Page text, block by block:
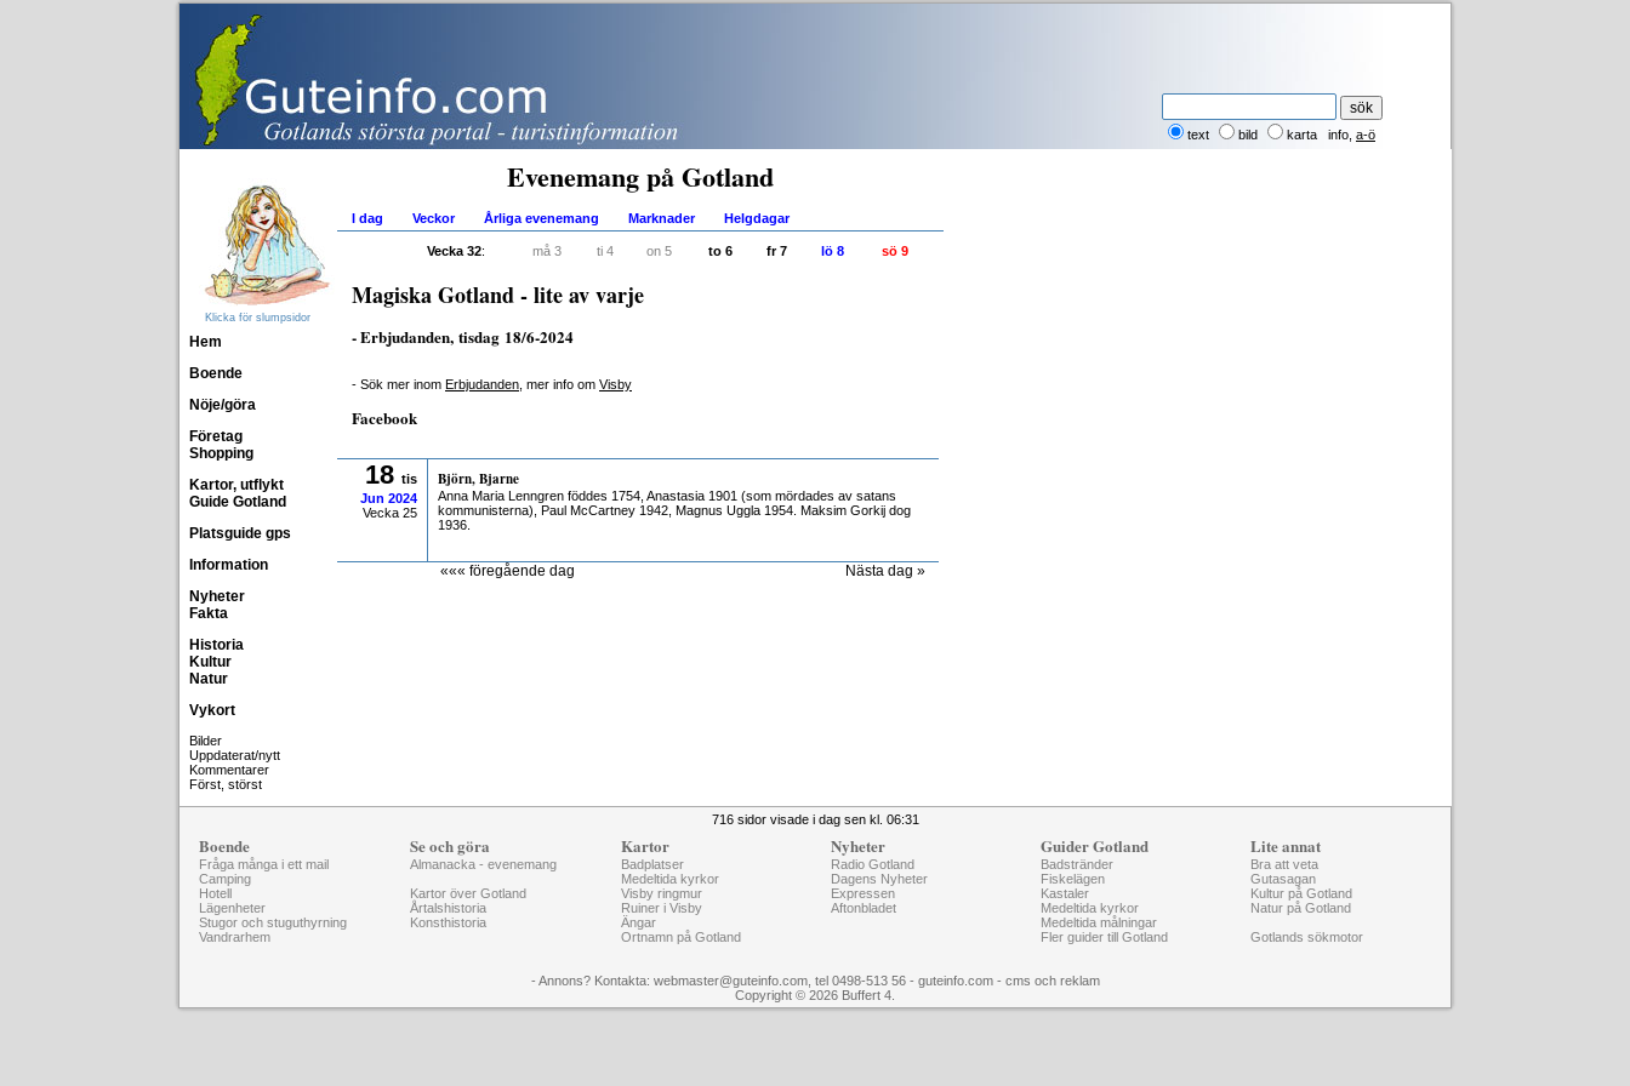
text bild karta info a-ö
Klicka för slumpsidor
Hem
Boende
Nöje/göra
Företag
Shopping
Kartor, utflykt
Guide Gotland
Platsguide gps
Information
Nyheter
Fakta
Historia
Kultur
Natur
Vykort
Bilder
Uppdaterat/nytt
Kommentarer
Först, störst
Evenemang på Gotland
I dag Veckor Årliga evenemang Marknader Helgdagar
Vecka 32: må 3 ti 4 on 5 to 6 fr 7 lö 8 sö 9
Magiska Gotland - lite av varje
- Erbjudanden, tisdag 18/6-2024
- Sök mer inom Erbjudanden , mer info om Visby
Facebook
18 tis
Jun 2024
Vecka 25
Björn, Bjarne
Anna Maria Lenngren föddes 1754, Anastasia 1901 (som mördades av satans
kommunisterna), Paul McCartney 1942, Magnus Uggla 1954. Maksim Gorkij dog
1936.
««« föregående dag Nästa dag »
716 sidor visade i dag sen kl. 06:31
Boende
Fråga många i ett mail
Camping
Hotell
Lägenheter
Stugor och stuguthyrning
Vandrarhem
Se och göra
Almanacka - evenemang
Kartor över Gotland
Årtalshistoria
Konsthistoria
Kartor
Badplatser
Medeltida kyrkor
Visby ringmur
Ruiner i Visby
Ängar
Ortnamn på Gotland
Nyheter
Radio Gotland
Dagens Nyheter
Expressen
Aftonbladet
Guider Gotland
Badstränder
Fiskelägen
Kastaler
Medeltida kyrkor
Medeltida målningar
Fler guider till Gotland
Lite annat
Bra att veta
Gutasagan
Kultur på Gotland
Natur på Gotland
Gotlands sökmotor
- Annons? Kontakta: webmaster@guteinfo.com, tel 0498-513 56 - guteinfo.com - cms och reklam
Copyright © 2026 Buffert 4.